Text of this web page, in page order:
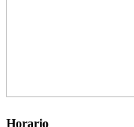
Horario